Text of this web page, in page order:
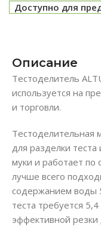
Доступно для
Описание
Тестоделитель
используется на
и торговли.
Тестоделительная
для разделки
муки и работает
лучше всего
содержанием воды
теста требуется
эффективной резки